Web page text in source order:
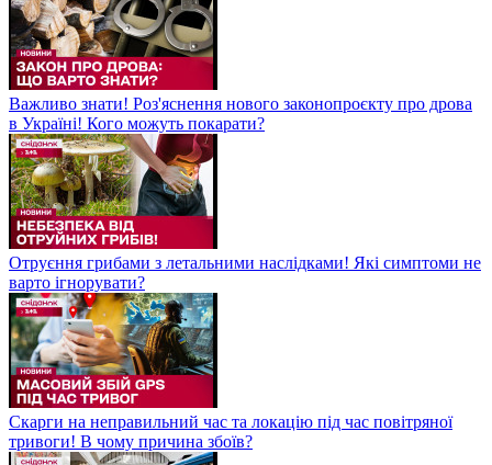
Важливо знати! Роз'яснення нового законопроєкту про дрова
в Україні! Кого можуть покарати?
Отруєння грибами з летальними наслідками! Які симптоми не
варто ігнорувати?
Скарги на неправильний час та локацію під час повітряної
тривоги! В чому причина збоїв?